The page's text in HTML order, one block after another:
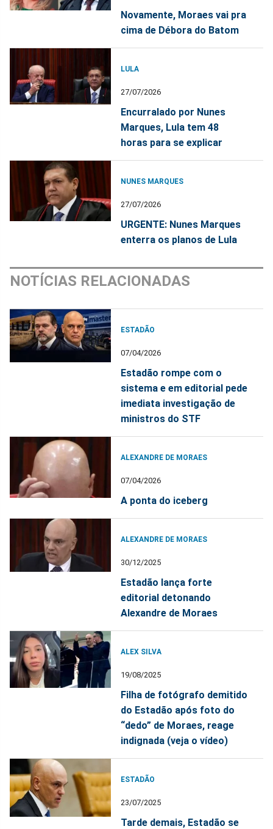
Novamente, Moraes vai pra
cima de Débora do Batom
LULA
27/07/2026
Encurralado por Nunes
Marques, Lula tem 48
horas para se explicar
NUNES MARQUES
27/07/2026
URGENTE: Nunes Marques
enterra os planos de Lula
NOTÍCIAS RELACIONADAS
ESTADÃO
07/04/2026
Estadão rompe com o
sistema e em editorial pede
imediata investigação de
ministros do STF
ALEXANDRE DE MORAES
07/04/2026
A ponta do iceberg
ALEXANDRE DE MORAES
30/12/2025
Estadão lança forte
editorial detonando
Alexandre de Moraes
ALEX SILVA
19/08/2025
Filha de fotógrafo demitido
do Estadão após foto do
“dedo” de Moraes, reage
indignada (veja o vídeo)
ESTADÃO
23/07/2025
Tarde demais, Estadão se